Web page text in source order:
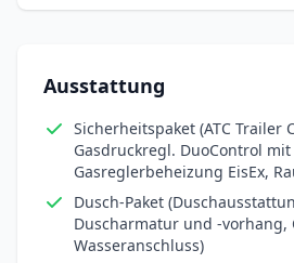
Ausstattung
Sicherheitspaket (ATC Trailer
Gasdruckregl. DuoControl
Gasreglerbeheizung EisEx,
Dusch-Paket
Duscharmatur und -vorhang,
Wasseranschluss)